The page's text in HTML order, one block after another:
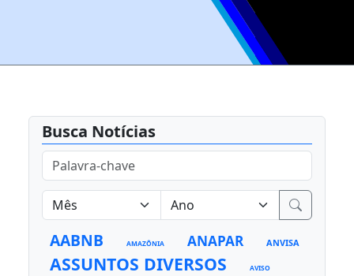
Busca Notícias
AABNB AMAZÔNIA ANAPAR ANVISA
ASSUNTOS DIVERSOS AVISO